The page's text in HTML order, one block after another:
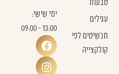
עגילים
תכשיטים לפי
קולקצייה
ימי שישי:
13:00 - 09:00